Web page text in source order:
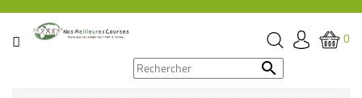
CATÉGORIE
0
